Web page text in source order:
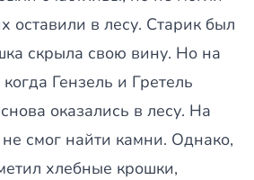
оставили в лесу. Старик был
скрыла свою вину. Но на
Гензель и Гретель
оказались в лесу. На
не смог найти камни. Однако,
хлебные крошки,